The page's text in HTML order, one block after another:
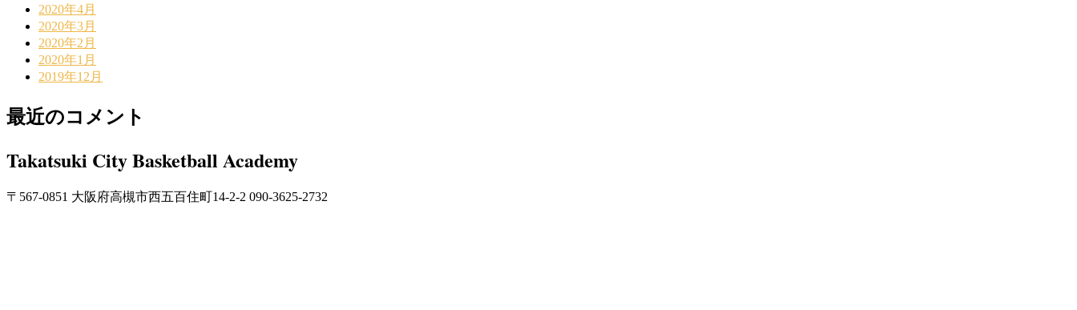
2020年4月
2020年3月
2020年2月
2020年1月
2019年12月
最近のコメント
Takatsuki City Basketball Academy
〒567-0851 大阪府高槻市西五百住町14-2-2 090-3625-2732